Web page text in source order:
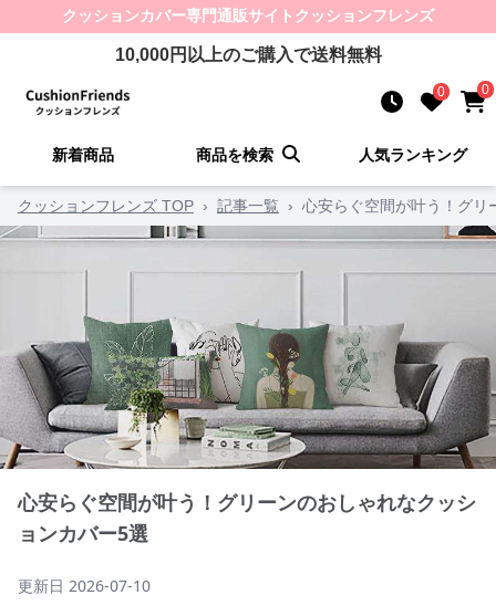
クッションカバー専門通販サイト クッションフレンズ
10,000円以上のご購入で送料無料
0 0
新着商品 商品を検索 人気ランキング
クッションフレンズ TOP › 記事一覧 › 心安らぐ空間が叶う！グリ
心安らぐ空間が叶う！グリーンのおしゃれなクッシ
ョンカバー5選
更新日 2026-07-10